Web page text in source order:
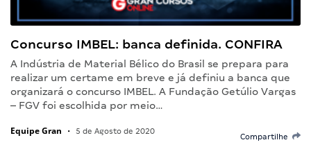
Concurso IMBEL: banca definida. CONFIRA
A Indústria de Material Bélico do Brasil se prepara para
realizar um certame em breve e já definiu a banca que
organizará o concurso IMBEL. A Fundação Getúlio Vargas
– FGV foi escolhida por meio…
Equipe Gran • 5 de Agosto de 2020
Compartilhe